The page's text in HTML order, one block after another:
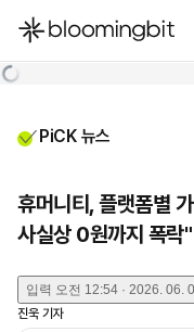
한국어
PiCK 뉴스
휴머니티, 플랫폼별
사실상 0원까지 폭락"
입력 오전 12:54 · 2026. 06.
진욱 기자